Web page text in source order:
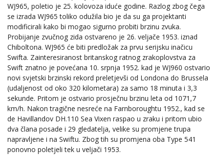
WJ965, poletio je 25. kolovoza iduće godine. Razlog zbog čega
se izrada WJ965 toliko odužila bio je da su ga projektanti
modificirali kako bi mogao sigurno probiti brzinu zvuka.
Probijanje zvučnog zida ostvareno je 26. veljače 1953. iznad
Chiboltona. WJ965 će biti predložak za prvu serijsku inačicu
Swifta. Zainteresiranost britanskog ratnog zrakoplovstva za
Swift znatno je povećana 10. srpnja 1952. kad je WJ960 ostvario
novi svjetski brzinski rekord preletjevši od Londona do Brussela
(udaljenost od oko 320 kilometara) za samo 18 minuta i 3,3
sekunde. Pritom je ostvario prosječnu brzinu leta od 1071,7
km/h. Nakon tragične nesreće na Farnboroughtu 1952., kad se
de Havillandov DH.110 Sea Vixen raspao u zraku i pritom ubio
dva člana posade i 29 gledatelja, velike su promjene trupa
napravljene i na Swiftu. Zbog tih su promjena oba Type 541
ponovno poletjeli tek u veljači 1953.